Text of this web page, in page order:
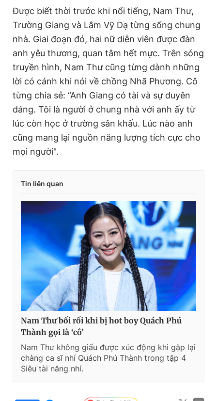
Được biết thời trước khi nổi tiếng, Nam Thư,
Trường Giang và Lâm Vỹ Dạ từng sống chung
nhà. Giai đoạn đó, hai nữ diễn viên được đàn
anh yêu thương, quan tâm hết mực. Trên sóng
truyền hình, Nam Thư cũng từng dành những
lời có cánh khi nói về chồng Nhã Phương. Cô
từng chia sẻ: “Anh Giang có tài và sự duyên
dáng. Tôi là người ở chung nhà với anh ấy từ
lúc còn học ở trường sân khấu. Lúc nào anh
cũng mang lại nguồn năng lượng tích cực cho
mọi người".
Tin liên quan
Nam Thư bối rối khi bị hot boy Quách Phú
Thành gọi là ‘cô’
Nam Thư không giấu được xúc động khi gặp lại
chàng ca sĩ nhí Quách Phú Thành trong tập 4
Siêu tài năng nhí.